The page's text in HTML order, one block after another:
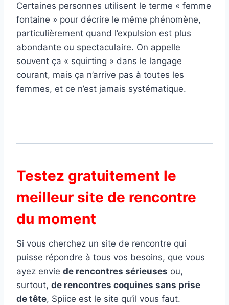
Certaines personnes utilisent le terme « femme
fontaine » pour décrire le même phénomène,
particulièrement quand l’expulsion est plus
abondante ou spectaculaire. On appelle
souvent ça « squirting » dans le langage
courant, mais ça n’arrive pas à toutes les
femmes, et ce n’est jamais systématique.
Testez gratuitement le
meilleur site de rencontre
du moment
Si vous cherchez un site de rencontre qui
puisse répondre à tous vos besoins, que vous
ayez envie de rencontres sérieuses ou,
surtout, de rencontres coquines sans prise
de tête, Spiice est le site qu’il vous faut.